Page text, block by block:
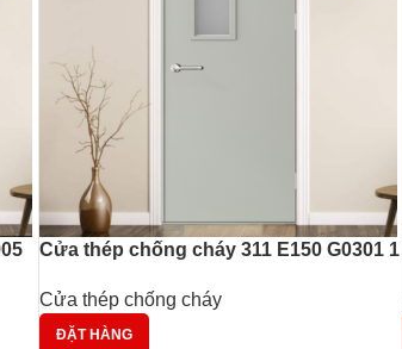
Cửa thép chống cháy 311 E150 G0301 1
Cửa thép chống cháy
ĐẶT HÀNG